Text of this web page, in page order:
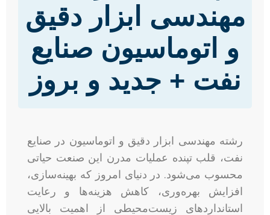
مهندسی ابزار دقیق
و اتوماسیون صنایع
نفت + جدید و بروز
رشته مهندسی ابزار دقیق و اتوماسیون در صنایع
نفت، قلب تپنده عملیات مدرن این صنعت حیاتی
محسوب می‌شود. در دنیای امروز که بهینه‌سازی،
افزایش بهره‌وری، کاهش هزینه‌ها و رعایت
استانداردهای زیست‌محیطی از اهمیت بالایی